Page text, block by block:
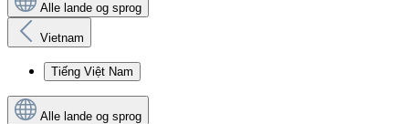
Alle lande og sprog
Vietnam
Tiếng Việt Nam
Alle lande og sprog